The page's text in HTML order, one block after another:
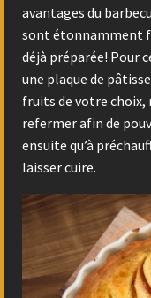
avantages du
sont étonnamment
déjà préparée! Pour
une plaque de
fruits de votre choix,
refermer afin de
ensuite qu’à
laisser cuire.